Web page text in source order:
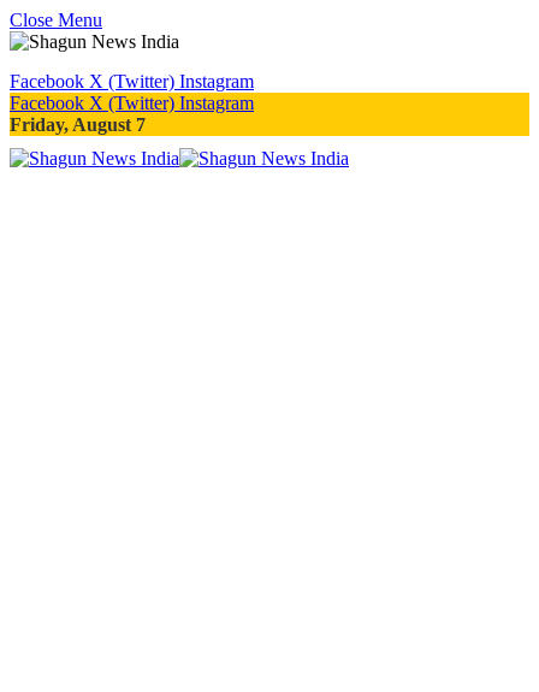
Close Menu
Facebook X (Twitter) Instagram
Facebook X (Twitter) Instagram
Friday, August 7